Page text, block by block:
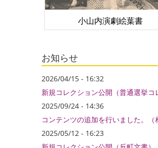
小山内演劇絵葉書
お知らせ
2026/04/15 - 16:32
新規コレクション公開（普通選挙
2025/09/24 - 14:36
コンテンツの追加を行いました。（
2025/05/12 - 16:23